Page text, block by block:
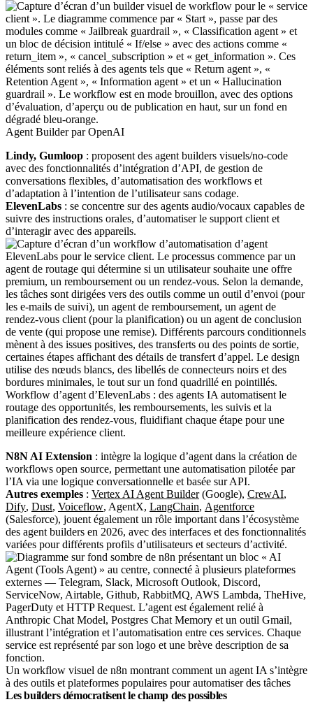
Agent Builder par OpenAI
Lindy, Gumloop : proposent des agent builders visuels/no-code
avec des fonctionnalités d’intégration d’API, de gestion de
conversations flexibles, d’automatisation des workflows et
d’adaptation à l’intention de l’utilisateur sans codage.
ElevenLabs : se concentre sur des agents audio/vocaux capables de
suivre des instructions orales, d’automatiser le support client et
d’interagir avec des appareils.
Workflow d’agent d’ElevenLabs : des agents IA automatisent le
routage des opportunités, les remboursements, les suivis et la
planification des rendez-vous, fluidifiant chaque étape pour une
meilleure expérience client.
N8N AI Extension : intègre la logique d’agent dans la création de
workflows open source, permettant une automatisation pilotée par
l’IA via une logique conversationnelle et basée sur API.
Autres exemples : Vertex AI Agent Builder(Google), CrewAI,
Dify, Dust, Voiceflow, AgentX, LangChain, Agentforce
(Salesforce), jouent également un rôle important dans l’écosystème
des agent builders en 2026, avec des interfaces et des fonctionnalités
variées pour différents profils d’utilisateurs et secteurs d’activité.
Un workflow visuel de n8n montrant comment un agent IA s’intègre
à des outils et plateformes populaires pour automatiser des tâches
Les builders démocratisent le champ des possibles